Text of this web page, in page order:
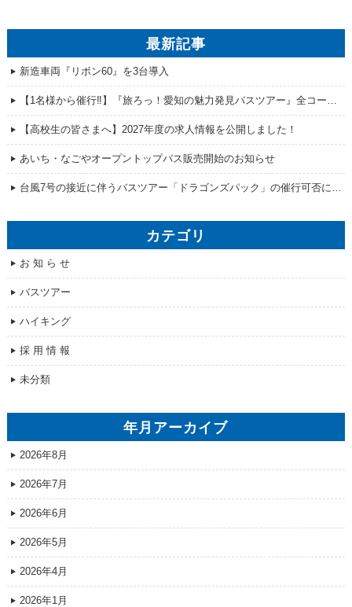
最新記事
新造車両『リボン60』を3台導入
【1名様から催行‼】『旅ろっ！愛知の魅力発見バスツアー』全コース販売開始！
【高校生の皆さまへ】2027年度の求人情報を公開しました！
あいち・なごやオープントップバス販売開始のお知らせ
台風7号の接近に伴うバスツアー「ドラゴンズパック」の催行可否について
カテゴリ
お 知 ら せ
バスツアー
ハイキング
採 用 情 報
未分類
年月アーカイブ
2026年8月
2026年7月
2026年6月
2026年5月
2026年4月
2026年1月